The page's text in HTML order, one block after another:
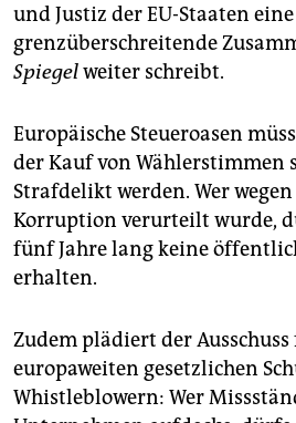
und Justiz der EU-Staaten
grenzüberschreitende
Spiegelweiter schreibt.
Europäische Steueroasen
der Kauf von Wählerstimmen
Strafdelikt werden. Wer
Korruption verurteilt wurde,
fünf Jahre lang keine
erhalten.
Zudem plädiert der
europaweiten gesetzlichen
Whistleblowern: Wer